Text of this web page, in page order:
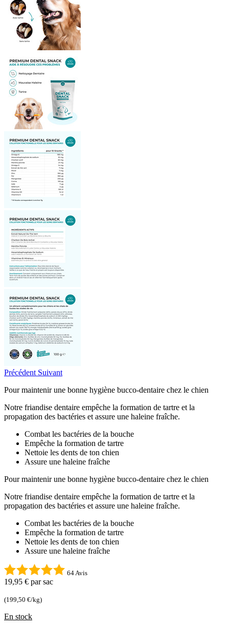
Précédent Suivant
Pour maintenir une bonne hygiène bucco-dentaire chez le chien
Notre friandise dentaire empêche la formation de tartre et la
propagation des bactéries et assure une haleine fraîche.
Combat les bactéries de la bouche
Empêche la formation de tartre
Nettoie les dents de ton chien
Assure une haleine fraîche
Pour maintenir une bonne hygiène bucco-dentaire chez le chien
Notre friandise dentaire empêche la formation de tartre et la
propagation des bactéries et assure une haleine fraîche.
Combat les bactéries de la bouche
Empêche la formation de tartre
Nettoie les dents de ton chien
Assure une haleine fraîche
64 Avis
19,95 € par sac
(199,50 €/kg)
En stock